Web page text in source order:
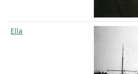
Ella